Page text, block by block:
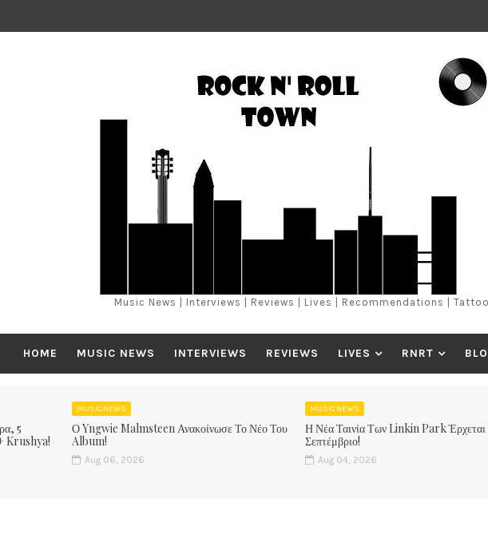
Music News | Interviews | Reviews | Lives | Recommendations |
HOME MUSIC NEWS INTERVIEWS REVIEWS LIVES RNRT
5
Krushya!
MUSIC NEWS
Ο Yngwie Malmsteen Ανακοίνωσε Το Νέο Του
Album!
Aug 06, 2026
MUSIC NEWS
Η Νέα Ταινία Των Linkin Park Έρχεται
Σεπτέμβριο!
Aug 04, 2026